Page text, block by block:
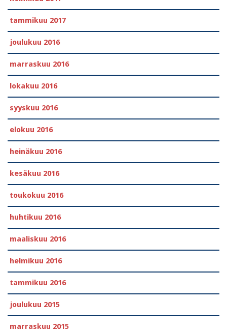
tammikuu 2017
joulukuu 2016
marraskuu 2016
lokakuu 2016
syyskuu 2016
elokuu 2016
heinäkuu 2016
kesäkuu 2016
toukokuu 2016
huhtikuu 2016
maaliskuu 2016
helmikuu 2016
tammikuu 2016
joulukuu 2015
marraskuu 2015